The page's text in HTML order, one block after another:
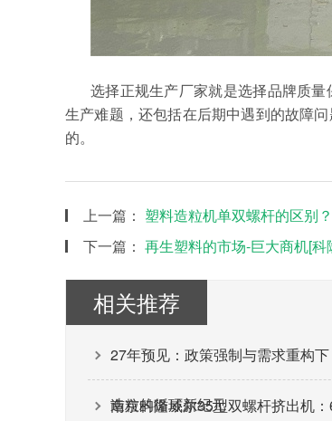
选择正规生产厂家就是选择品牌质量
生产难题 ，还包括在后期中遇到的故障
的。
上一篇： 塑料造粒机单双螺杆的区别
下一篇： 再生塑料的市场-巨大商机[科
相关推荐
27年预见：政策强制与需求重构
造粒的循环新纪元
南京科隆威尔35型双螺杆挤出机